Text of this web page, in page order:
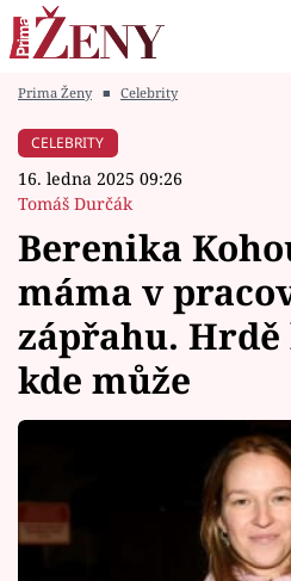
Módní alarm
Témata
Celebrity
Vztahy
Horoskopy
Prima Ženy ■ Celebrity
CELEBRITY
16. ledna 2025 09:26
Tomáš Durčák
Berenika
máma v
zápřahu. Hrdě
kde může